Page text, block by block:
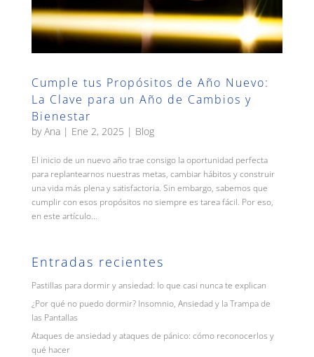
Cumple tus Propósitos de Año Nuevo:
La Clave para un Año de Cambios y
Bienestar
byAna| Ene 2, 2025 | Blog
El inicio de un nuevo año trae consigo la oportunidad perfecta
para replantearnos nuestras metas, cambiar hábitos y construir
una vida más plena y satisfactoria. Sin embargo, sabemos que
cumplir con esos propósitos no siempre es tarea fácil. Por eso,
en este artículo...
Entradas recientes
Pastillas para dormir y ansiedad: lo que casi nunca te explican
¿Por qué no puedo dormir? Insomnio, Ansiedad y la Trampa de
las Pantallas
Ataques de ansiedad y ataques de pánico: cómo reconocerlos y
qué hacer